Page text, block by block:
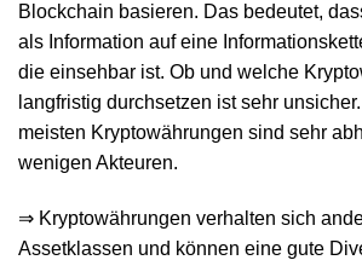
Blockchain basieren. Das bedeutet,
als Information auf eine
die einsehbar ist. Ob und welche
langfristig durchsetzen ist sehr
meisten Kryptowährungen sind sehr
wenigen Akteuren.
⇒ Kryptowährungen verhalten sich
Assetklassen und können eine gute